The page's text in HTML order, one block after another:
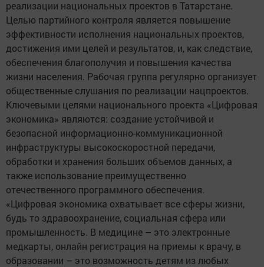
реализации национальных проектов в Татарстане.
Целью партийного контроля является повышение
эффективности исполнения национальных проектов,
достижения ими целей и результатов, и, как следствие,
обеспечения благополучия и повышения качества
жизни населения. Рабочая группа регулярно организует
общественные слушания по реализации нацпроектов.
Ключевыми целями национального проекта «Цифровая
экономика» являются: создание устойчивой и
безопасной информационно-коммуникационной
инфраструктуры высокоскоростной передачи,
обработки и хранения больших объемов данных, а
также использование преимущественно
отечественного программного обеспечения.
«Цифровая экономика охватывает все сферы жизни,
будь то здравоохранение, социальная сфера или
промышленность. В медицине – это электронные
медкарты, онлайн регистрация на приемы к врачу, в
образовании – это возможность детям из любых